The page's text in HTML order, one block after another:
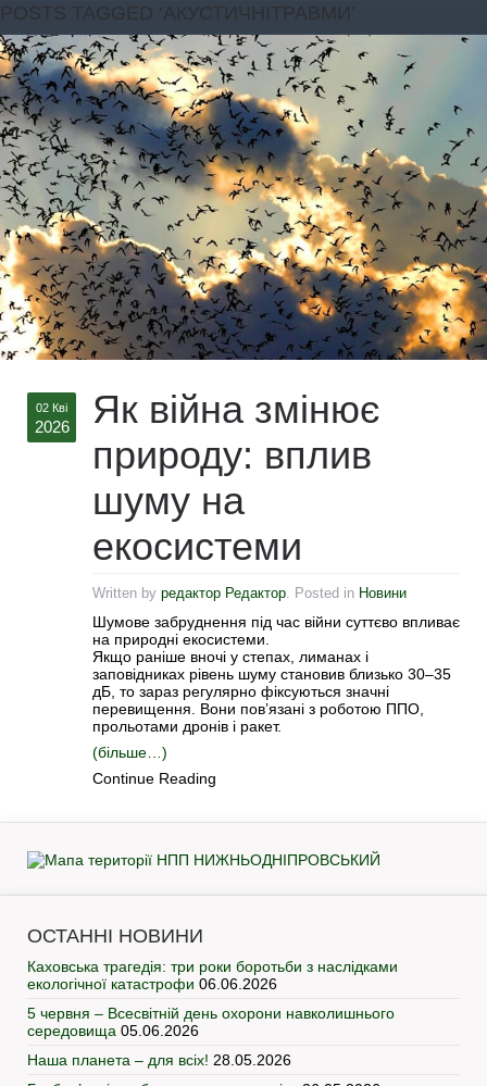
POSTS TAGGED ‘АКУСТИЧНІТРАВМИ’
02 Кві
2026
Як війна змінює
природу: вплив
шуму на
екосистеми
Written by редактор Редактор . Posted in Новини
Шумове забруднення під час війни суттєво впливає
на природні екосистеми.
Якщо раніше вночі у степах, лиманах і
заповідниках рівень шуму становив близько 30–35
дБ, то зараз регулярно фіксуються значні
перевищення. Вони пов’язані з роботою ППО,
прольотами дронів і ракет.
(більше…)
Continue Reading
ОСТАННІ НОВИНИ
Каховська трагедія: три роки боротьби з наслідками
екологічної катастрофи 06.06.2026
5 червня – Всесвітній день охорони навколишнього
середовища 05.06.2026
Наша планета – для всіх! 28.05.2026